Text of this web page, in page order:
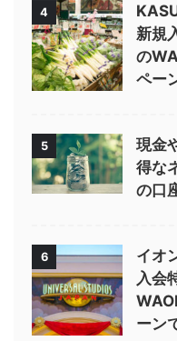
4
新規
の
ペー
5
現金
得な
の口
6
イオ
入会
ーン